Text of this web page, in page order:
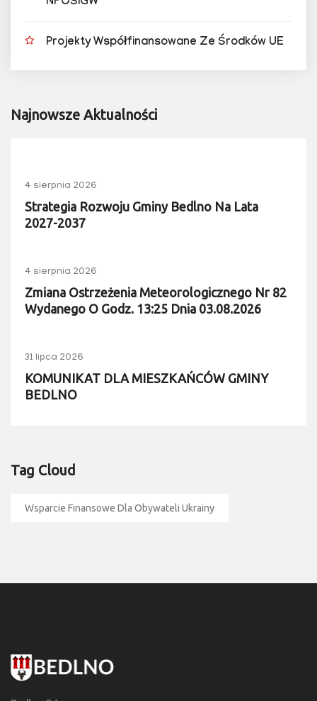
NFOŚiGW
Projekty Współfinansowane Ze Środków UE
Najnowsze Aktualności
4 sierpnia 2026
Strategia Rozwoju Gminy Bedlno Na Lata
2027-2037
4 sierpnia 2026
Zmiana Ostrzeżenia Meteorologicznego Nr 82
Wydanego O Godz. 13:25 Dnia 03.08.2026
31 lipca 2026
KOMUNIKAT DLA MIESZKAŃCÓW GMINY
BEDLNO
Tag Cloud
Wsparcie Finansowe Dla Obywateli Ukrainy